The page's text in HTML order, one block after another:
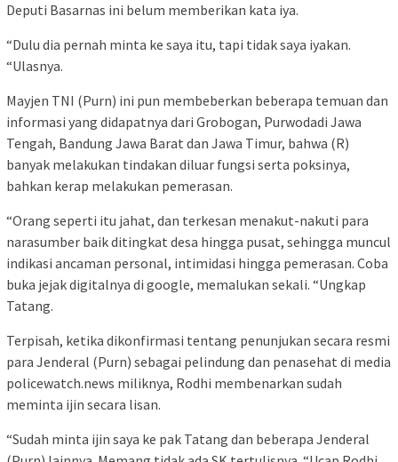
Deputi Basarnas ini belum memberikan kata iya.
“Dulu dia pernah minta ke saya itu, tapi tidak saya iyakan.
“Ulasnya.
Mayjen TNI (Purn) ini pun membeberkan beberapa temuan dan
informasi yang didapatnya dari Grobogan, Purwodadi Jawa
Tengah, Bandung Jawa Barat dan Jawa Timur, bahwa (R)
banyak melakukan tindakan diluar fungsi serta poksinya,
bahkan kerap melakukan pemerasan.
“Orang seperti itu jahat, dan terkesan menakut-nakuti para
narasumber baik ditingkat desa hingga pusat, sehingga muncul
indikasi ancaman personal, intimidasi hingga pemerasan. Coba
buka jejak digitalnya di google, memalukan sekali. “Ungkap
Tatang.
Terpisah, ketika dikonfirmasi tentang penunjukan secara resmi
para Jenderal (Purn) sebagai pelindung dan penasehat di media
policewatch.news miliknya, Rodhi membenarkan sudah
meminta ijin secara lisan.
“Sudah minta ijin saya ke pak Tatang dan beberapa Jenderal